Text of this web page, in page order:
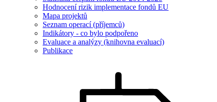
Hodnocení rizik implementace fondů EU
Mapa projektů
Seznam operací (příjemců)
Indikátory - co bylo podpořeno
Evaluace a analýzy (knihovna evaluací)
Publikace